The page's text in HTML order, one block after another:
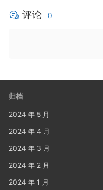
评论 0
归档
2024 年 5 月
2024 年 4 月
2024 年 3 月
2024 年 2 月
2024 年 1 月